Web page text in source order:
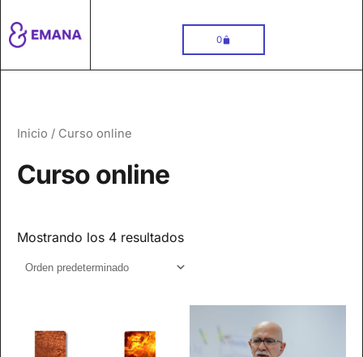
0
Carrito
Inicio / Curso online
Curso online
Mostrando los 4 resultados